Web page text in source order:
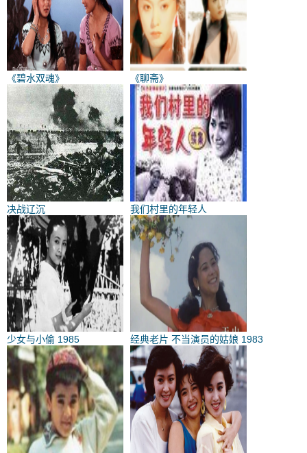
《碧水双魂》 《聊斋》
决战辽沉 我们村里的年轻人
少女与小偷 1985 经典老片 不当演员的姑娘 1983